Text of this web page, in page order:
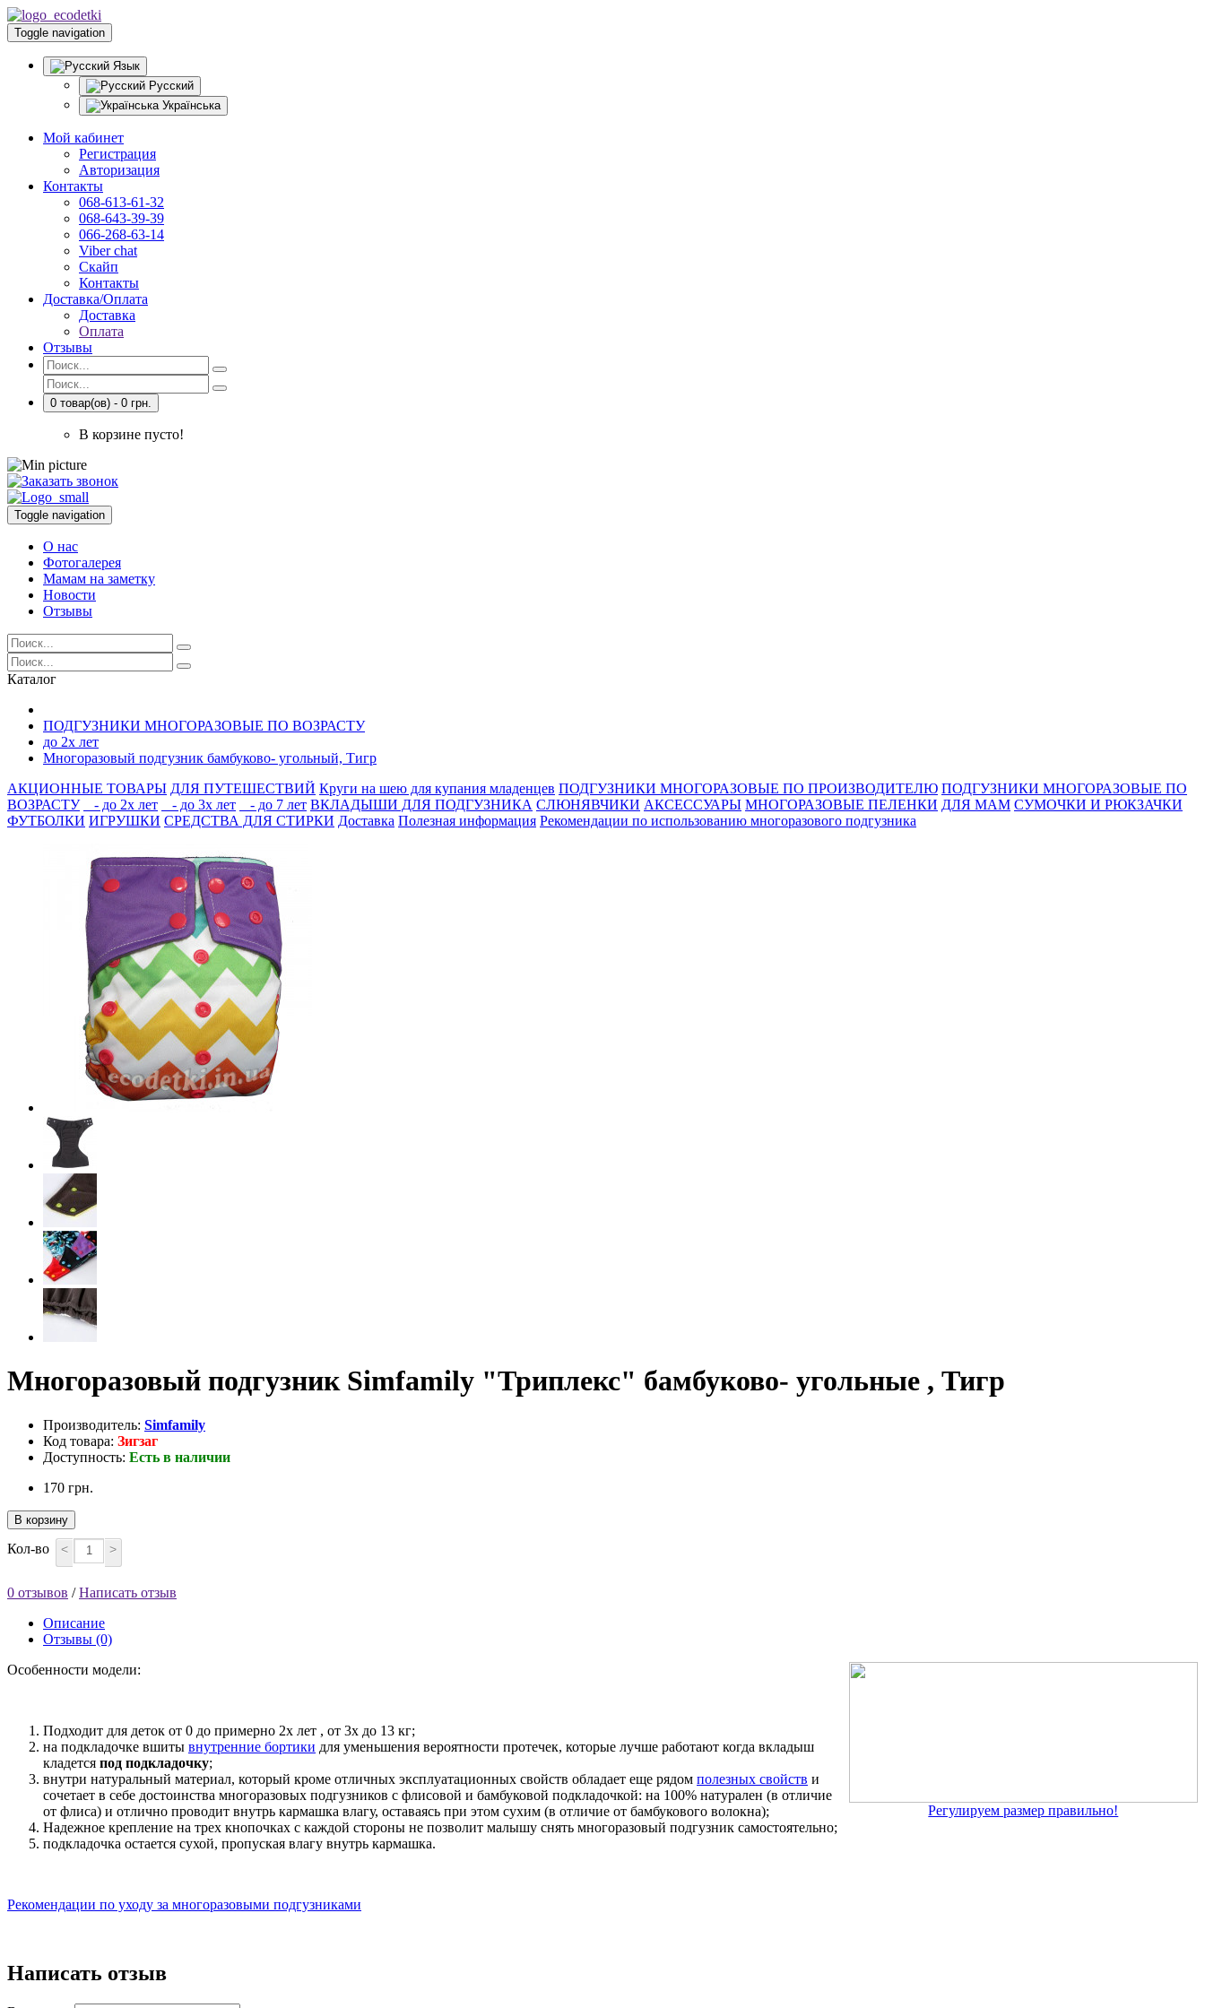
Toggle navigation
Язык
Русский
Українська
Мой кабинет
Регистрация
Авторизация
Контакты
068-613-61-32
068-643-39-39
066-268-63-14
Viber chat
Скайп
Контакты
Доставка/Оплата
Доставка
Оплата
Отзывы
0 товар(ов) - 0 грн.
В корзине пусто!
Toggle navigation
О нас
Фотогалерея
Мамам на заметку
Новости
Отзывы
Каталог
ПОДГУЗНИКИ МНОГОРАЗОВЫЕ ПО ВОЗРАСТУ
до 2х лет
Многоразовый подгузник бамбуково- угольный, Тигр
АКЦИОННЫЕ ТОВАРЫ ДЛЯ ПУТЕШЕСТВИЙ Круги на шею для купания младенцев ПОДГУЗНИКИ МНОГОРАЗОВЫЕ ПО ПРОИЗВОДИТЕЛЮ ПОДГУЗНИКИ МНОГОРАЗОВЫЕ ПО
ВОЗРАСТУ
- до 2х лет - до 3х лет - до 7 лет ВКЛАДЫШИ ДЛЯ ПОДГУЗНИКА СЛЮНЯВЧИКИ АКСЕССУАРЫ МНОГОРАЗОВЫЕ ПЕЛЕНКИ ДЛЯ МАМ СУМОЧКИ И РЮКЗАЧКИ
ФУТБОЛКИ ИГРУШКИ СРЕДСТВА ДЛЯ СТИРКИ Доставка Полезная информация Рекомендации по использованию многоразового подгузника
Многоразовый подгузник Simfamily "Триплекс" бамбуково- угольные , Тигр
Производитель: Simfamily
Код товара: Зигзаг
Доступность: Есть в наличии
170 грн.
В корзину
Кол-во < >
0 отзывов /Написать отзыв
Описание
Отзывы (0)
Регулируем размер правильно!
Особенности модели:
Подходит для деток от 0 до примерно 2х лет , от 3х до 13 кг;
на подкладочке вшиты внутренние бортики для уменьшения вероятности протечек, которые лучше работают когда вкладыш
кладется под подкладочку;
внутри натуральный материал, который кроме отличных эксплуатационных свойств обладает еще рядом полезных свойств и
сочетает в себе достоинства многоразовых подгузников с флисовой и бамбуковой подкладочкой: на 100% натурален (в отличие
от флиса) и отлично проводит внутрь кармашка влагу, оставаясь при этом сухим (в отличие от бамбукового волокна);
Надежное крепление на трех кнопочках с каждой стороны не позволит малышу снять многоразовый подгузник самостоятельно;
подкладочка остается сухой, пропуская влагу внутрь кармашка.
Рекомендации по уходу за многоразовыми подгузниками
Написать отзыв